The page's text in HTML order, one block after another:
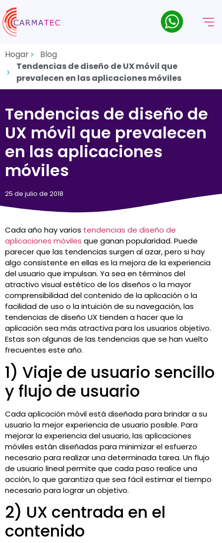
Hogar
Blog
Tendencias de diseño de UX móvil que
prevalecen en las aplicaciones móviles
Tendencias de diseño de
UX móvil que prevalecen
en las aplicaciones
móviles
25 de julio de 2018
Cada año hay varios tendencias de diseño de
aplicaciones móviles que ganan popularidad. Puede
parecer que las tendencias surgen al azar, pero si hay
algo consistente en ellas es la mejora de la experiencia
del usuario que impulsan. Ya sea en términos del
atractivo visual estético de los diseños o la mayor
comprensibilidad del contenido de la aplicación o la
facilidad de uso o la intuición de su navegación, las
tendencias de diseño UX tienden a hacer que la
aplicación sea más atractiva para los usuarios objetivo.
Estas son algunas de las tendencias que se han vuelto
frecuentes este año.
1) Viaje de usuario sencillo
y flujo de usuario
Cada aplicación móvil está diseñada para brindar a su
usuario la mejor experiencia de usuario posible. Para
mejorar la experiencia del usuario, las aplicaciones
móviles están diseñadas para minimizar el esfuerzo
necesario para realizar una determinada tarea. Un flujo
de usuario lineal permite que cada paso realice una
acción, lo que garantiza que sea fácil estimar el tiempo
necesario para lograr un objetivo.
2) UX centrada en el
contenido